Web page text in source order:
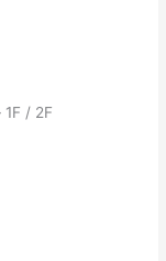
/ 2F